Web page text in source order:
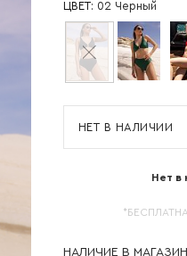
ЦВЕТ: 02 Черный
НЕТ В НАЛИЧИИ
Нет в
НАЛИЧИЕ В